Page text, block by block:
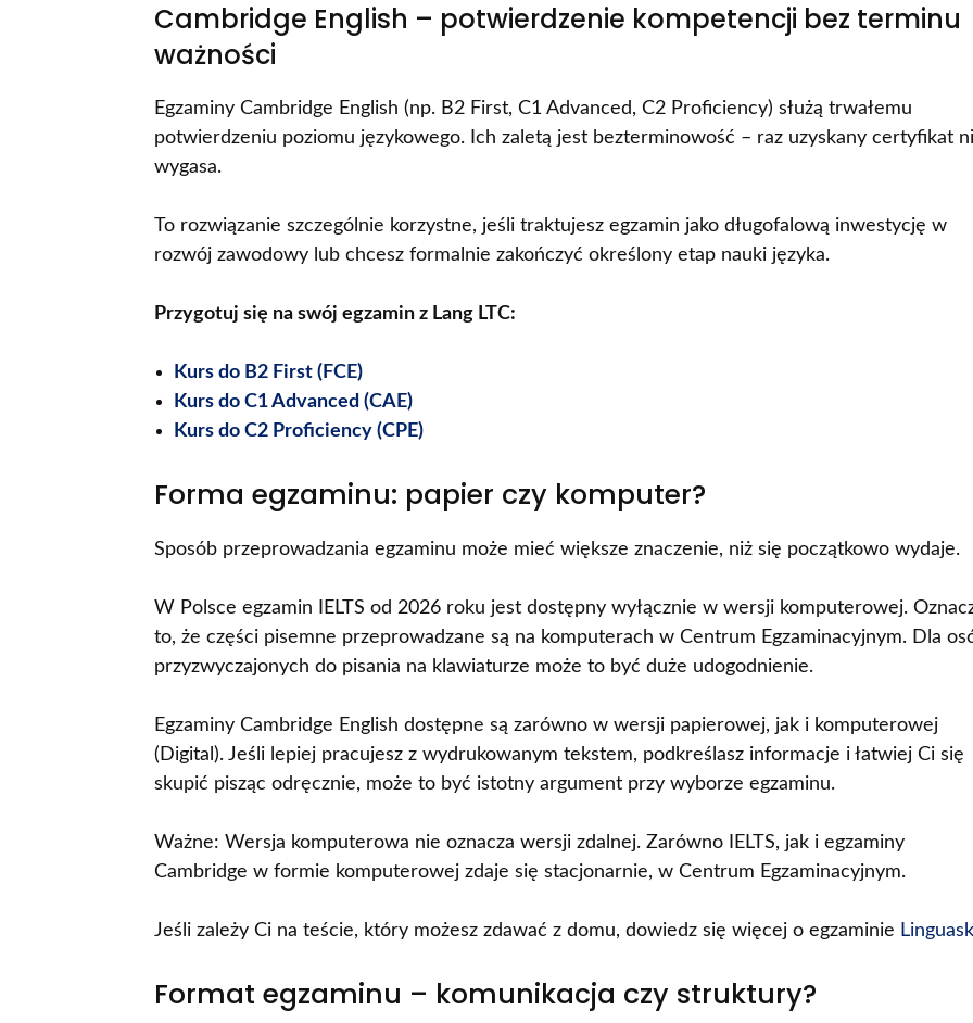
Cambridge English – potwierdzenie kompetencji bez terminu
ważności
Egzaminy Cambridge English (np. B2 First, C1 Advanced, C2 Proficiency) służą trwałemu
potwierdzeniu poziomu językowego. Ich zaletą jest bezterminowość – raz uzyskany certyfikat
wygasa.
To rozwiązanie szczególnie korzystne, jeśli traktujesz egzamin jako długofalową inwestycję w
rozwój zawodowy lub chcesz formalnie zakończyć określony etap nauki języka.
Przygotuj się na swój egzamin z Lang LTC:
Kurs do B2 First (FCE)
Kurs do C1 Advanced (CAE)
Kurs do C2 Proficiency (CPE)
Forma egzaminu: papier czy komputer?
Sposób przeprowadzania egzaminu może mieć większe znaczenie, niż się początkowo wydaje.
W Polsce egzamin IELTS od 2026 roku jest dostępny wyłącznie w wersji komputerowej.
to, że części pisemne przeprowadzane są na komputerach w Centrum Egzaminacyjnym. Dla
przyzwyczajonych do pisania na klawiaturze może to być duże udogodnienie.
Egzaminy Cambridge English dostępne są zarówno w wersji papierowej, jak i komputerowej
(Digital). Jeśli lepiej pracujesz z wydrukowanym tekstem, podkreślasz informacje i łatwiej Ci się
skupić pisząc odręcznie, może to być istotny argument przy wyborze egzaminu.
Ważne: Wersja komputerowa nie oznacza wersji zdalnej. Zarówno IELTS, jak i egzaminy
Cambridge w formie komputerowej zdaje się stacjonarnie, w Centrum Egzaminacyjnym.
Jeśli zależy Ci na teście, który możesz zdawać z domu, dowiedz się więcej o egzaminie
Format egzaminu – komunikacja czy struktury?